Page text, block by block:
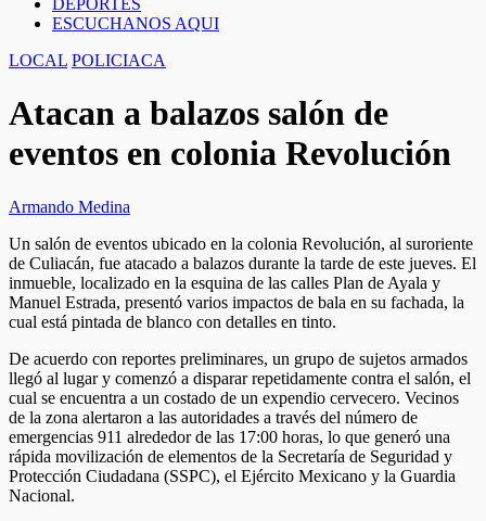
DEPORTES
ESCUCHANOS AQUI
LOCAL POLICIACA
Atacan a balazos salón de
eventos en colonia Revolución
Armando Medina
Un salón de eventos ubicado en la colonia Revolución, al suroriente
de Culiacán, fue atacado a balazos durante la tarde de este jueves. El
inmueble, localizado en la esquina de las calles Plan de Ayala y
Manuel Estrada, presentó varios impactos de bala en su fachada, la
cual está pintada de blanco con detalles en tinto.
De acuerdo con reportes preliminares, un grupo de sujetos armados
llegó al lugar y comenzó a disparar repetidamente contra el salón, el
cual se encuentra a un costado de un expendio cervecero. Vecinos
de la zona alertaron a las autoridades a través del número de
emergencias 911 alrededor de las 17:00 horas, lo que generó una
rápida movilización de elementos de la Secretaría de Seguridad y
Protección Ciudadana (SSPC), el Ejército Mexicano y la Guardia
Nacional.